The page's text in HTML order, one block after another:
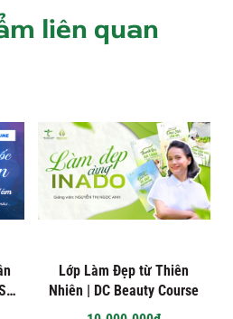
liên quan
Lớp Làm Đẹp từ Thiên
Nhiên | DC Beauty Course